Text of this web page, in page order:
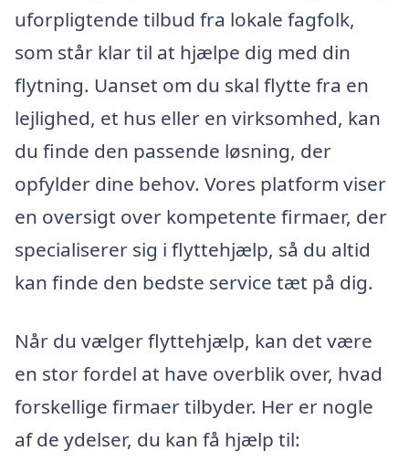
uforpligtende tilbud fra lokale fagfolk,
som står klar til at hjælpe dig med din
flytning. Uanset om du skal flytte fra en
lejlighed, et hus eller en virksomhed, kan
du finde den passende løsning, der
opfylder dine behov. Vores platform viser
en oversigt over kompetente firmaer, der
specialiserer sig i flyttehjælp, så du altid
kan finde den bedste service tæt på dig.
Når du vælger flyttehjælp, kan det være
en stor fordel at have overblik over, hvad
forskellige firmaer tilbyder. Her er nogle
af de ydelser, du kan få hjælp til: